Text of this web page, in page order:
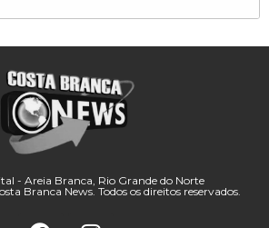
- Areia Branca, Rio Grande do Norte
Branca News. Todos os direitos reservados.